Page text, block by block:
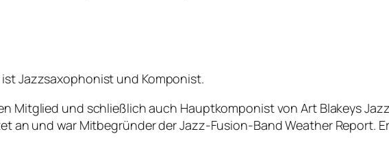
Jazzsaxophonist und Komponist.
Mitglied und schließlich auch Hauptkomponist von Art Blakeys
an und war Mitbegründer der Jazz-Fusion-Band Weather Report.